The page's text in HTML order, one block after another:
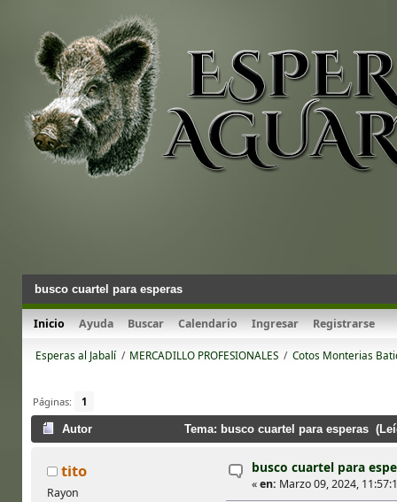
busco cuartel para esperas
Inicio Ayuda Buscar Calendario Ingresar Registrarse
Esperas al Jabalí/ MERCADILLO PROFESIONALES / Cotos Monterias
Páginas: 1
Autor Tema: busco cuartel para esperas
tito
Rayon
busco cuartel para
«en: Marzo 09, 2024,